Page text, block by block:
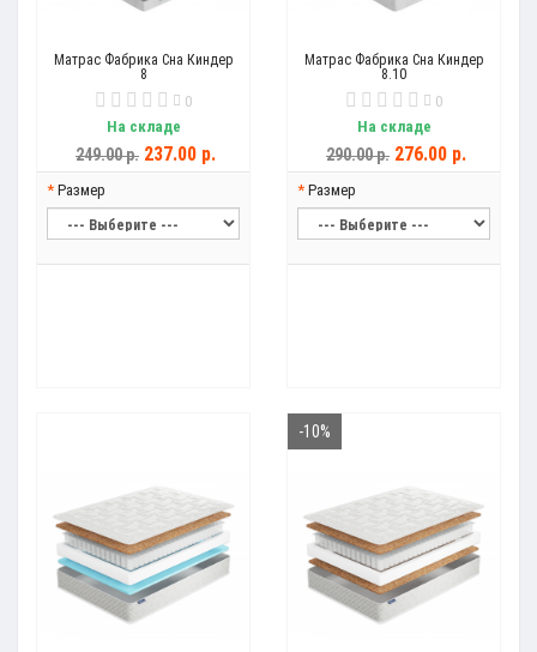
Матрас Фабрика Сна Киндер
8
0
На складе
249.00 р. 237.00 р.
Размер
Матрас Фабрика Сна Киндер
8.10
0
На складе
290.00 р. 276.00 р.
Размер
-10%